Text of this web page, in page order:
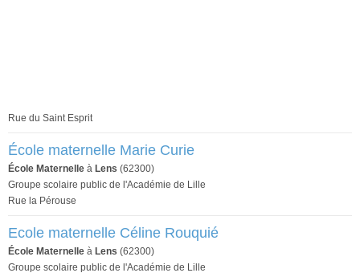
Rue du Saint Esprit
École maternelle Marie Curie
École Maternelle à Lens (62300)
Groupe scolaire public de l'Académie de Lille
Rue la Pérouse
Ecole maternelle Céline Rouquié
École Maternelle à Lens (62300)
Groupe scolaire public de l'Académie de Lille